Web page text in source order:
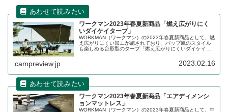
ワークマン2023年春夏新商品「燃え広がりにく
いダイケイタープ」
WORKMAN（ワークマン）の2023年春夏新商品として、燃
え広がりにくい加工が施されており、パップ風のスタイル
も楽しめる台形型のタープ「燃え広がりにくいダイケイタ
campreview.jp 2023.02.16
ワークマン2023年春夏新商品「エアディメンシ
ョンマットレス」
WORKMAN（ワークマン）の2023年春夏新商品として、中